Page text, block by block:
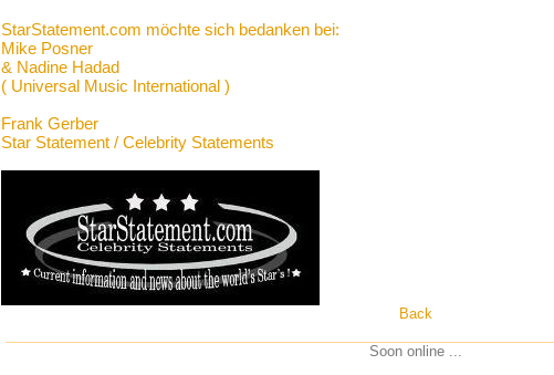
StarStatement.com möchte sich bedanken bei:
Mike Posner
& Nadine Hadad
( Universal Music International )
Frank Gerber
Star Statement / Celebrity Statements
Back
Soon online ...